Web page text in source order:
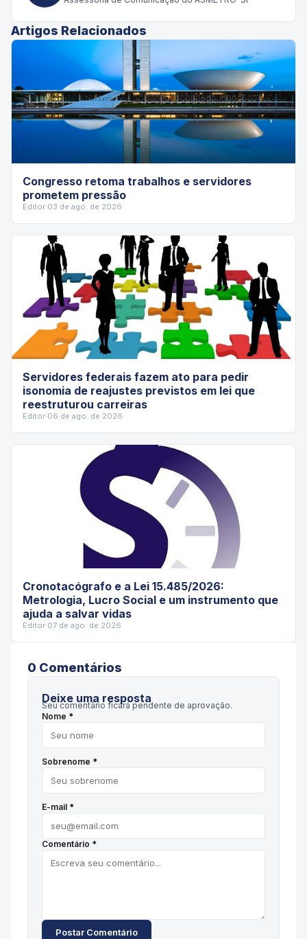
Artigos Relacionados
Congresso retoma trabalhos e servidores
prometem pressão
Editor·03 de ago. de 2026
Servidores federais fazem ato para pedir
isonomia de reajustes previstos em lei que
reestruturou carreiras
Editor·06 de ago. de 2026
Cronotacógrafo e a Lei 15.485/2026:
Metrologia, Lucro Social e um instrumento que
ajuda a salvar vidas
Editor·07 de ago. de 2026
0 Comentários
Deixe uma resposta
Seu comentário ficará pendente de aprovação.
Nome *
Sobrenome *
E-mail *
Comentário *
Postar Comentário